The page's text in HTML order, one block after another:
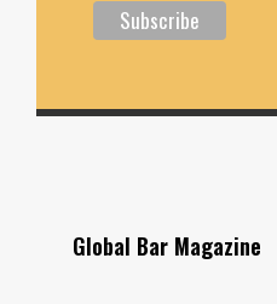
Global Bar Magazine